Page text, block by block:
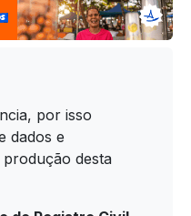
por isso
dados e
desta